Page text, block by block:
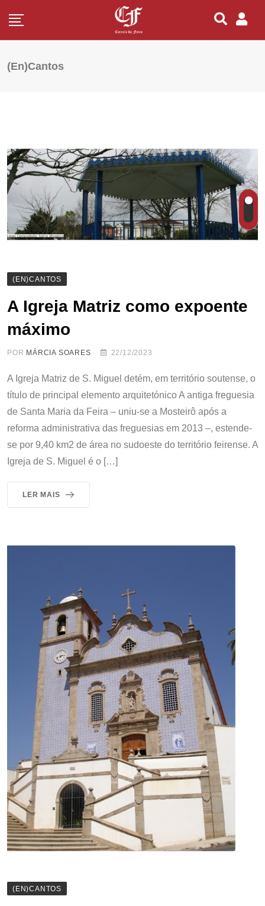
(En)Cantos
(EN)CANTOS
A Igreja Matriz como expoente
máximo
POR MÁRCIA SOARES 22/12/2023
A Igreja Matriz de S. Miguel detém, em território soutense, o
título de principal elemento arquitetónico A antiga freguesia
de Santa Maria da Feira – uniu-se a Mosteirô após a
reforma administrativa das freguesias em 2013 –, estende-
se por 9,40 km2 de área no sudoeste do território feirense. A
Igreja de S. Miguel é o […]
LER MAIS
(EN)CANTOS